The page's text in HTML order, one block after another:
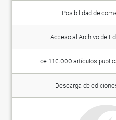
Posibilidad de
Acceso al Archivo de
+ de 110.000 artículos
Descarga de